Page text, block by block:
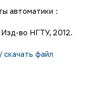
автоматики :
Изд-во НГТУ, 2012.
скачать файл